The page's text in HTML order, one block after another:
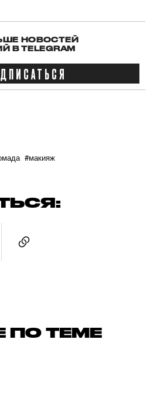
НОВОСТЕЙ
В TELEGRAM
#макияж
ПО ТЕМЕ